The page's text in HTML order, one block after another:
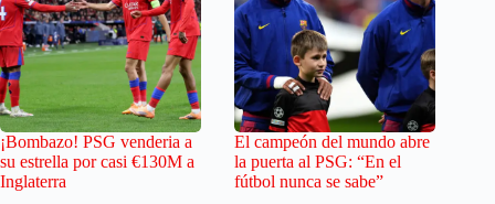
¡Bombazo! PSG venderia a
su estrella por casi €130M a
Inglaterra
El campeón del mundo abre
la puerta al PSG: “En el
fútbol nunca se sabe”